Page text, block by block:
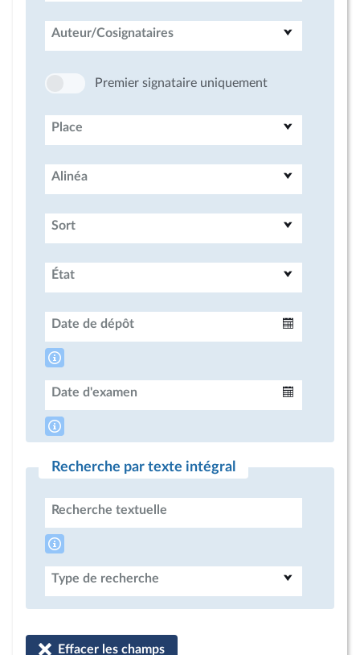
Auteur/Cosignataires
Premier signataire uniquement
Place
Alinéa
Sort
État
Date de dépôt
Date d'examen
Recherche par texte intégral
Recherche textuelle
Type de recherche
Effacer les champs